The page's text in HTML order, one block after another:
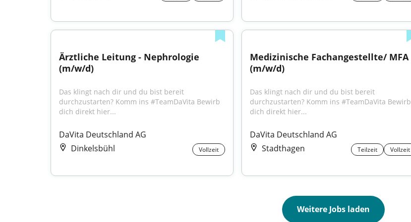
Ärztliche Leitung - Nephrologie
(m/w/d)
Das klingt nach dir und du bist bereit
durchzustarten? Komm ins #TeamDaVita Bewirb
dich direkt hier...
DaVita Deutschland AG
Dinkelsbühl
Vollzeit
Medizinische Fachangestellte/ MFA
(m/w/d)
Das klingt nach dir und du bist bereit
durchzustarten? Komm ins #TeamDaVita Bewirb
dich direkt hier...
DaVita Deutschland AG
Stadthagen
Teilzeit Vollzeit
Weitere Jobs laden